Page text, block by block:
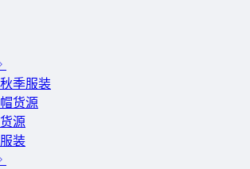
季服装
货源
源
装